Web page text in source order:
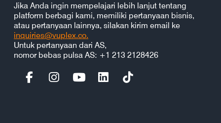
Jika Anda ingin mempelajari lebih lanjut tentang
platform berbagi kami, memiliki pertanyaan bisnis,
atau pertanyaan lainnya, silakan kirim email ke
inquiries@vuplex.co.
Untuk pertanyaan dari AS,
nomor bebas pulsa AS: +1 213 2128426